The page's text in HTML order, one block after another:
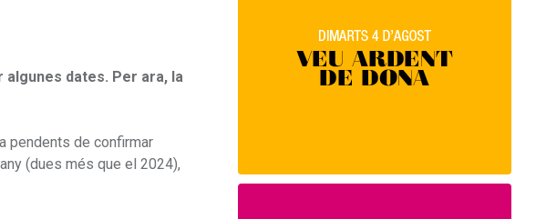
dates. Per ara, la
pendents de confirmar
(dues més que el 2024),